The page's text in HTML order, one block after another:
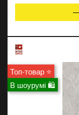
Топ-товар ⭐
В шоурумі 🛍